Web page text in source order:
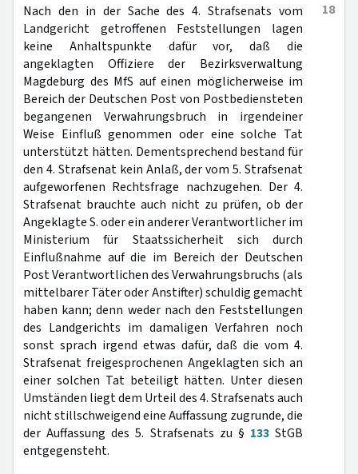
18
Nach den in der Sache des 4. Strafsenats vom
Landgericht getroffenen Feststellungen lagen
keine Anhaltspunkte dafür vor, daß die
angeklagten Offiziere der Bezirksverwaltung
Magdeburg des MfS auf einen möglicherweise im
Bereich der Deutschen Post von Postbediensteten
begangenen Verwahrungsbruch in irgendeiner
Weise Einfluß genommen oder eine solche Tat
unterstützt hätten. Dementsprechend bestand für
den 4. Strafsenat kein Anlaß, der vom 5. Strafsenat
aufgeworfenen Rechtsfrage nachzugehen. Der 4.
Strafsenat brauchte auch nicht zu prüfen, ob der
Angeklagte S. oder ein anderer Verantwortlicher im
Ministerium für Staatssicherheit sich durch
Einflußnahme auf die im Bereich der Deutschen
Post Verantwortlichen des Verwahrungsbruchs (als
mittelbarer Täter oder Anstifter) schuldig gemacht
haben kann; denn weder nach den Feststellungen
des Landgerichts im damaligen Verfahren noch
sonst sprach irgend etwas dafür, daß die vom 4.
Strafsenat freigesprochenen Angeklagten sich an
einer solchen Tat beteiligt hätten. Unter diesen
Umständen liegt dem Urteil des 4. Strafsenats auch
nicht stillschweigend eine Auffassung zugrunde, die
der Auffassung des 5. Strafsenats zu § 133StGB
entgegensteht.